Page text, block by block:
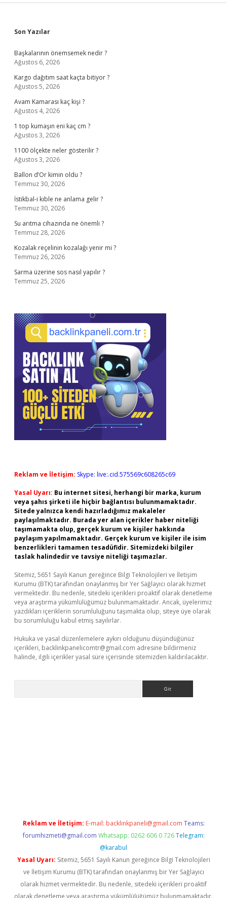
Sidebar
Son Yazılar
Başkalarının önemsemek nedir ?
Ağustos 6, 2026
Kargo dağıtım saat kaçta bitiyor ?
Ağustos 5, 2026
Avam Kamarası kaç kişi ?
Ağustos 4, 2026
1 top kumaşın eni kaç cm ?
Ağustos 3, 2026
1100 ölçekte neler gösterilir ?
Ağustos 3, 2026
Ballon d’Or kimin oldu ?
Temmuz 30, 2026
İstikbal-i kıble ne anlama gelir ?
Temmuz 30, 2026
Su arıtma cihazında ne önemli ?
Temmuz 28, 2026
Kozalak reçelinin kozalağı yenir mi ?
Temmuz 26, 2026
Sarma üzerine sos nasıl yapılır ?
Temmuz 25, 2026
Reklam ve İletişim: Skype: live:.cid.575569c608265c69
Yasal Uyarı: Bu internet sitesi, herhangi bir marka, kurum
veya şahıs şirketi ile hiçbir bağlantısı bulunmamaktadır.
Sitede yalnızca kendi hazırladığımız makaleler
paylaşılmaktadır. Burada yer alan içerikler haber niteliği
taşımamakta olup, gerçek kurum ve kişiler hakkında
paylaşım yapılmamaktadır. Gerçek kurum ve kişiler ile isim
benzerlikleri tamamen tesadüfidir. Sitemizdeki bilgiler
taslak halindedir ve tavsiye niteliği taşımazlar.
Sitemiz, 5651 Sayılı Kanun gereğince Bilgi Teknolojileri ve İletişim
Kurumu (BTK) tarafından onaylanmış bir Yer Sağlayıcı olarak hizmet
vermektedir. Bu nedenle, sitedeki içerikleri proaktif olarak denetleme
veya araştırma yükümlülüğümüz bulunmamaktadır. Ancak, üyelerimiz
yazdıkları içeriklerin sorumluluğunu taşımakta olup, siteye üye olarak
bu sorumluluğu kabul etmiş sayılırlar.
Hukuka ve yasal düzenlemelere aykırı olduğunu düşündüğünüz
içerikleri, backlinkpanelicomtr@gmail.com adresine bildirmeniz
halinde, ilgili içerikler yasal süre içerisinde sitemizden kaldırılacaktır.
Reklam ve İletişim: E-mail: backlinkpaneli@gmail.com Teams:
forumhizmeti@gmail.com Whatsapp: 0262 606 0 726 Telegram:
@karabul
Yasal Uyarı: Sitemiz, 5651 Sayılı Kanun gereğince Bilgi Teknolojileri
ve İletişim Kurumu (BTK) tarafından onaylanmış bir Yer Sağlayıcı
olarak hizmet vermektedir. Bu nedenle, sitedeki içerikleri proaktif
olarak denetleme veya araştırma yükümlülüğümüz bulunmamaktadır.